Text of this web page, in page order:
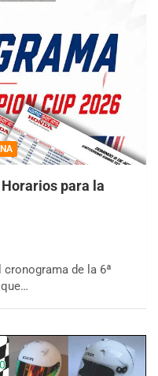
Horarios para la
cronograma de la 6ª